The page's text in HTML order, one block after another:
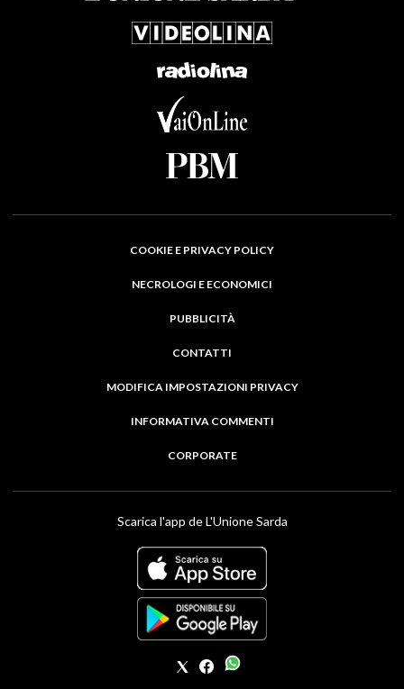
COOKIE E PRIVACY POLICY
NECROLOGI E ECONOMICI
PUBBLICITÀ
CONTATTI
MODIFICA IMPOSTAZIONI PRIVACY
INFORMATIVA COMMENTI
CORPORATE
Scarica l'app de L'Unione Sarda